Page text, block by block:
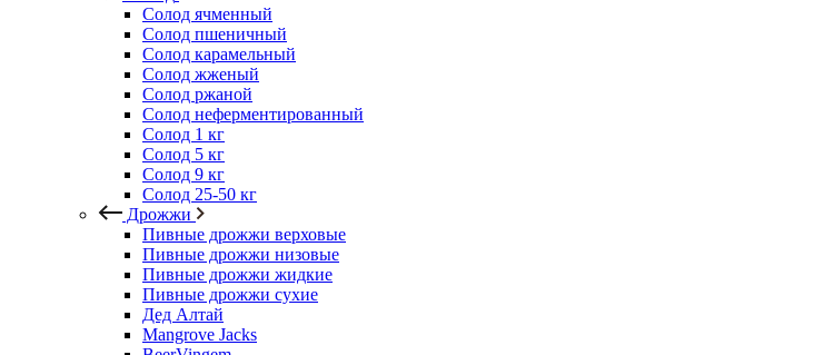
Солод ячменный
Солод пшеничный
Солод карамельный
Солод жженый
Солод ржаной
Солод неферментированный
Солод 1 кг
Солод 5 кг
Солод 9 кг
Солод 25-50 кг
Дрожжи
Пивные дрожжи верховые
Пивные дрожжи низовые
Пивные дрожжи жидкие
Пивные дрожжи сухие
Дед Алтай
Mangrove Jacks